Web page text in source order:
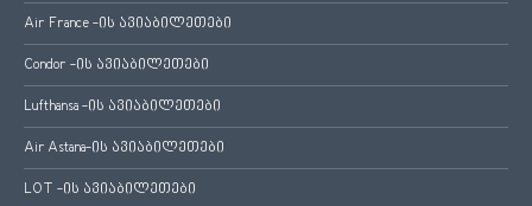
Air France -ის ავიაბილეთები
Condor -ის ავიაბილეთები
Lufthansa -ის ავიაბილეთები
Air Astana-ის ავიაბილეთები
LOT -ის ავიაბილეთები